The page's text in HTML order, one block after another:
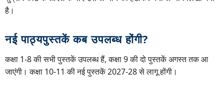
है।
नई पाठ्यपुस्तकें कब उपलब्ध होंगी?
कक्षा 1-8 की सभी पुस्तकें उपलब्ध हैं, कक्षा 9 की दो पुस्तकें अगस्त तक आ
जाएंगी। कक्षा 10-11 की नई पुस्तकें 2027-28 से लागू होंगी।